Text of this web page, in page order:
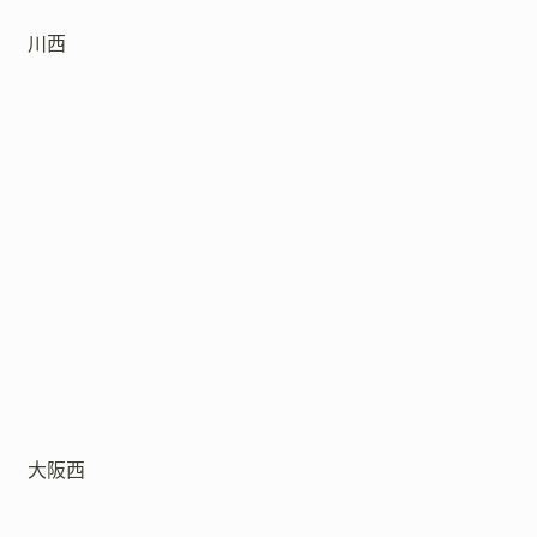
川西
大阪西